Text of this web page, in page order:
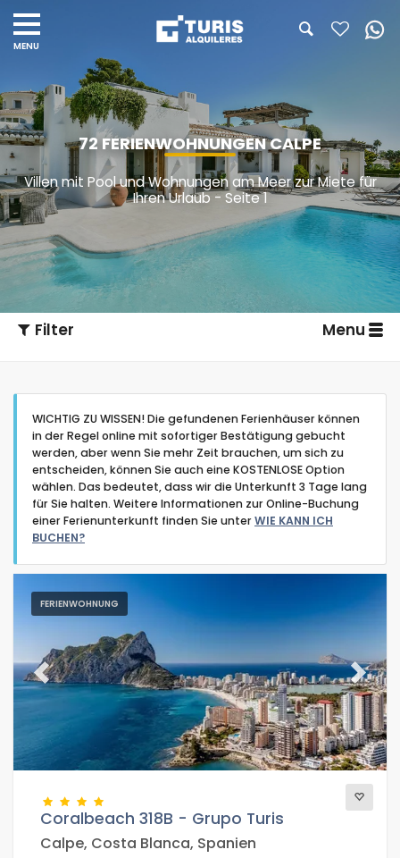
72 FERIENWOHNUNGEN CALPE
Villen mit Pool und Wohnungen am Meer zur Miete für
Ihren Urlaub - Seite 1
Filter Menu
Art der Unterkunft
Personen
Schlafzimmer
Badezimmer
Beliebte Dienste
WICHTIG ZU WISSEN! Die gefundenen Ferienhäuser können
in der Regel online mit sofortiger Bestätigung gebucht
werden, aber wenn Sie mehr Zeit brauchen, um sich zu
entscheiden, können Sie auch eine KOSTENLOSE Option
wählen. Das bedeutet, dass wir die Unterkunft 3 Tage lang
für Sie halten. Weitere Informationen zur Online-Buchung
einer Ferienunterkunft finden Sie unterWIE KANN ICH
BUCHEN?
FERIENWOHNUNG
Previous Next
Coralbeach 318B - Grupo Turis
Calpe, Costa Blanca, Spanien